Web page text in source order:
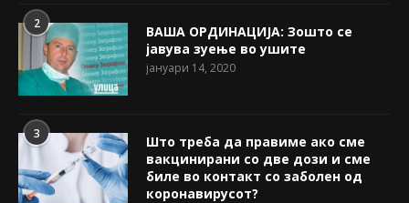
2
ВАША ОРДИНАЦИЈА: Зошто се
јавува зуење во ушите
јануари 14, 2020
3
Што треба да правиме ако сме
вакцинирани со две дози и сме
биле во контакт со заболен од
коронавирусот?